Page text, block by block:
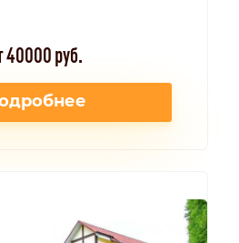
40000 руб.